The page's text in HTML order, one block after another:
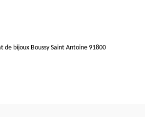
de bijoux Boussy Saint Antoine 91800